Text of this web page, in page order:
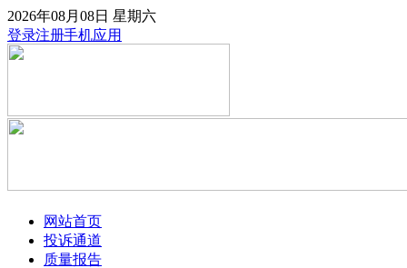
2026年08月08日 星期六
登录注册手机应用
网站首页
投诉通道
质量报告